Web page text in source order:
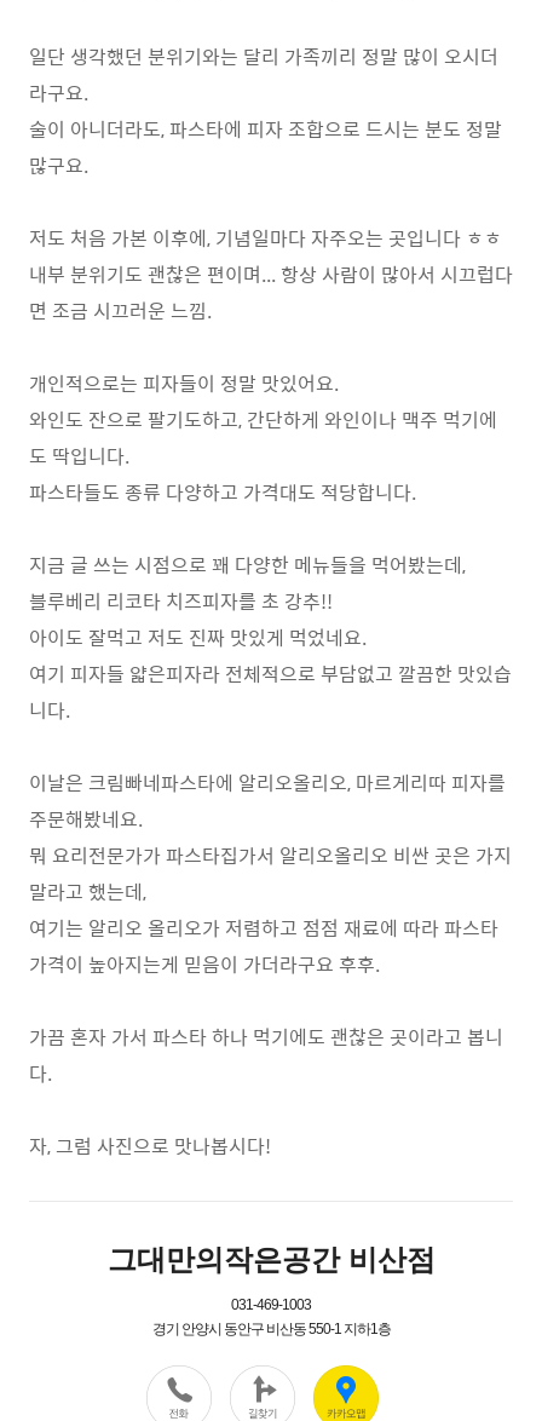
일단 생각했던 분위기와는 달리 가족끼리 정말 많이 오시더
라구요.
술이 아니더라도, 파스타에 피자 조합으로 드시는 분도 정말
많구요.
저도 처음 가본 이후에, 기념일마다 자주오는 곳입니다 ㅎㅎ
내부 분위기도 괜찮은 편이며... 항상 사람이 많아서 시끄럽다
면 조금 시끄러운 느낌.
개인적으로는 피자들이 정말 맛있어요.
와인도 잔으로 팔기도하고, 간단하게 와인이나 맥주 먹기에
도 딱입니다.
파스타들도 종류 다양하고 가격대도 적당합니다.
지금 글 쓰는 시점으로 꽤 다양한 메뉴들을 먹어봤는데,
블루베리 리코타 치즈피자를 초 강추!!
아이도 잘먹고 저도 진짜 맛있게 먹었네요.
여기 피자들 얇은피자라 전체적으로 부담없고 깔끔한 맛있습
니다.
이날은 크림빠네파스타에 알리오올리오, 마르게리따 피자를
주문해봤네요.
뭐 요리전문가가 파스타집가서 알리오올리오 비싼 곳은 가지
말라고 했는데,
여기는 알리오 올리오가 저렴하고 점점 재료에 따라 파스타
가격이 높아지는게 믿음이 가더라구요 후후.
가끔 혼자 가서 파스타 하나 먹기에도 괜찮은 곳이라고 봅니
다.
자, 그럼 사진으로 맛나봅시다!